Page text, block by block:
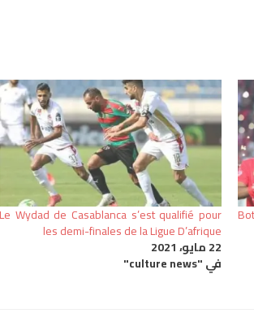
Le Wydad de Casablanca s’est qualifié pour
les demi-finales de la Ligue D’afrique
22 مايو، 2021
في "culture news"